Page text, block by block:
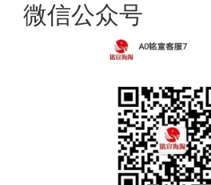
微信公众号